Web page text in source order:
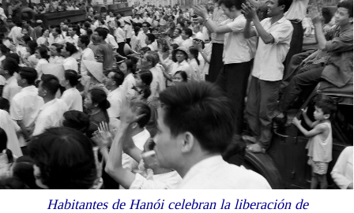
Habitantes de Hanói celebran la liberación de